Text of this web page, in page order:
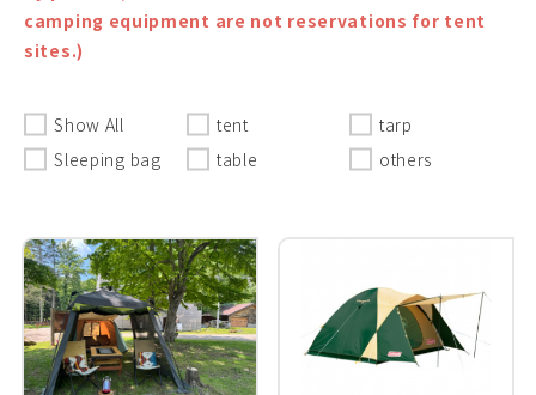
camping equipment are not reservations for tent
sites.)
Show All tent
tarp
Sleeping bag
table others